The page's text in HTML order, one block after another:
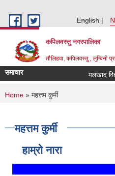
English
कपिलवस्तु नगरपालिका
तौलिहवा, कपिलवस्तु , लुम्बिनी
समाचार मलखाद
You are here
Home » महत्तम कुर्मी
महत्तम कुर्मी
हाम्रो नारा